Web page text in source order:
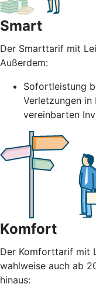
Smart
Der Smarttarif mit
Außerdem:
Sofortleistung
Verletzungen in
vereinbarten
Komfort
Der Komforttarif mit
wahlweise auch ab
hinaus: